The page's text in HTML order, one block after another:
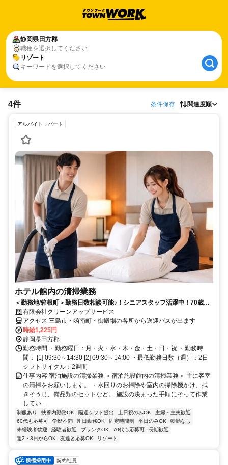
静岡県 田方郡
職種を選択してください
リゾート
キーワードを選択してください
4件 条件保存 関連度順
アルバイト・パート
ホテル館内の清掃業務
＜勤務地/箱根町＞勤務日数相談可能♪！シニアスタッフ活躍中！70歳く
らいまでのスタッフさんが多数活躍しています♪送迎車で現地に向かうの
で車内ではゆっくりできますよ♪
有限会社クリーンアップサービス
アクセス 三島市・函南町・御殿場の各所から送迎バスが出ます
時給1,225円
静岡県田方郡
勤務時間 ・勤務曜日：月・火・水・木・金・土・日・祝 ・勤務時
間： [1] 09:30～14:30 [2] 09:30～14:00 ・最低勤務日数（週）：2日
シフトサイクル：2週間
仕事内容 宿泊施設の清掃業務 ＜宿泊施設館内の清掃業務＞ 主に客室
の清掃をお願いします。 ・水回りのお掃除や室内の掃除機かけ、拭
きそうじ、備品類のセットなど。 施設の決まった手順にそって作業
してい...
制服あり 扶養内勤務OK 隔週シフト提出 土日祝のみOK
主婦・主夫歓迎
60代も応募可
学歴不問 即日勤務OK 固定時間制 平日のみOK
転勤なし
未経験者歓迎
経験者歓迎 ブランクOK 70代も応募可
長期歓迎
週2・3日からOK
友達と応募OK リゾート
契約社員